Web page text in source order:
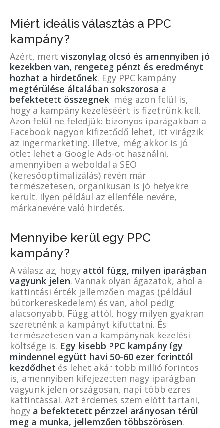
Miért ideális választás a PPC
kampány?
Azért, mert viszonylag olcsó és amennyiben jó
kezekben van, rengeteg pénzt és eredményt
hozhat a hirdetőnek. Egy PPC kampány
megtérülése általában sokszorosa a
befektetett összegnek, még azon felül is,
hogy a kampány kezeléséért is fizetnünk kell.
Azon felül ne feledjük: bizonyos iparágakban a
Facebook nagyon kifizetődő lehet, itt virágzik
az ingermarketing. Illetve, még akkor is jó
ötlet lehet a Google Ads-ot használni,
amennyiben a weboldal a SEO
(keresőoptimalizálás) révén már
természetesen, organikusan is jó helyekre
került. Ilyen például az ellenféle nevére,
márkanevére való hirdetés.
Mennyibe kerül egy PPC
kampány?
A válasz az, hogy attól függ, milyen iparágban
vagyunk jelen. Vannak olyan ágazatok, ahol a
kattintási érték jellemzően magas (például
bútorkereskedelem) és van, ahol pedig
alacsonyabb. Függ attól, hogy milyen gyakran
szeretnénk a kampányt kifuttatni. És
természetesen van a kampánynak kezelési
költsége is. Egy kisebb PPC kampány így
mindennel együtt havi 50-60 ezer forinttól
kezdődhet és lehet akár több millió forintos
is, amennyiben kifejezetten nagy iparágban
vagyunk jelen országosan, napi több ezres
kattintással. Azt érdemes szem előtt tartani,
hogy a befektetett pénzzel arányosan térül
meg a munka, jellemzően többszörösen.